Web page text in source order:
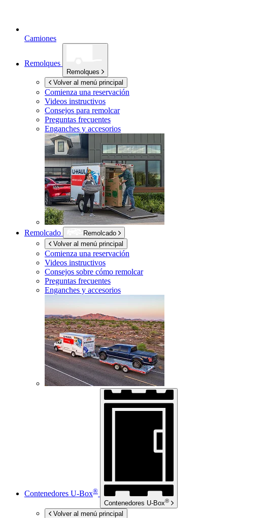
Camiones
Remolques
Remolques
Volver al menú principal
Comienza una reservación
Videos instructivos
Consejos para remolcar
Preguntas frecuentes
Enganches y accesorios
Remolcado
Remolcado
Volver al menú principal
Comienza una reservación
Videos instructivos
Consejos sobre cómo remolcar
Preguntas frecuentes
Enganches y accesorios
Contenedores U-Box®
Contenedores U-Box®
Volver al menú principal